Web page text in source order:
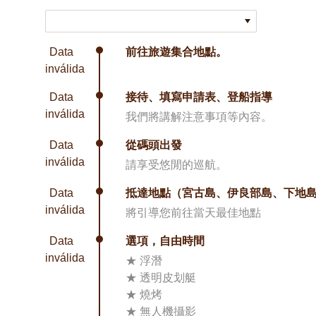
Data
inválida
前往旅遊集合地點。
Data
inválida
接待、填寫申請表、登船指導
我們將講解注意事項等內容。
Data
inválida
從碼頭出發
請享受悠閒的巡航。
Data
inválida
抵達地點（宮古島、伊良部島、下地
將引導您前往當天最佳地點
Data
inválida
選項，自由時間
★ 浮潛
★ 透明皮划艇
★ 燒烤
★ 無人機攝影